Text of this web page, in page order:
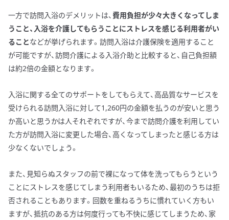
一方で訪問入浴のデメリットは、費用負担が少々大きくなってしま
うこと、入浴を介護してもらうことにストレスを感じる利用者がい
ることなどが挙げられます。訪問入浴は介護保険を適用すること
が可能ですが、訪問介護による入浴介助と比較すると、自己負担額
は約2倍の金額となります。
入浴に関する全てのサポートをしてもらえて、高品質なサービスを
受けられる訪問入浴に対して1,260円の金額を払うのが安いと思う
か高いと思うかは人それぞれですが、今まで訪問介護を利用してい
た方が訪問入浴に変更した場合、高くなってしまったと感じる方は
少なくないでしょう。
また、見知らぬスタッフの前で裸になって体を洗ってもらうという
ことにストレスを感じてしまう利用者もいるため、最初のうちは拒
否されることもあります。回数を重ねるうちに慣れていく方もい
ますが、抵抗のある方は何度行っても不快に感じてしまうため、家